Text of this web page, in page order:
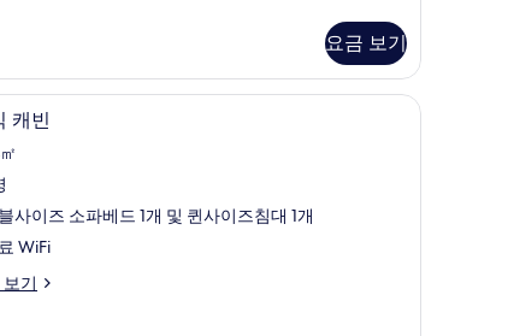
요금 보기
실 내 금고 클래식 캐빈 | 고급 침구, 오리/거위털 이불, 템
캐빈
사이즈 소파베드 1개 및 퀸사이즈침대 1개
WiFi
기